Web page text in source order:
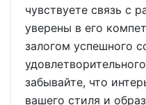
чувствуете связь с
уверены в его
залогом успешного
забывайте, что
вашего стиля и